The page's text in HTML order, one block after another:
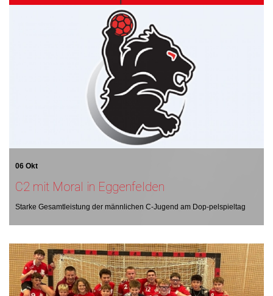
06 Okt
C2 mit Moral in Eggenfelden
Starke Gesamtleistung der männlichen C-Jugend am Dop-pelspieltag